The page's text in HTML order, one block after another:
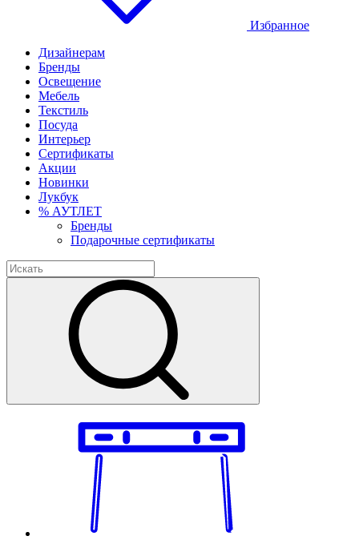
Избранное
Дизайнерам
Бренды
Освещение
Мебель
Текстиль
Посуда
Интерьер
Сертификаты
Акции
Новинки
Лукбук
% АУТЛЕТ
Бренды
Подарочные сертификаты